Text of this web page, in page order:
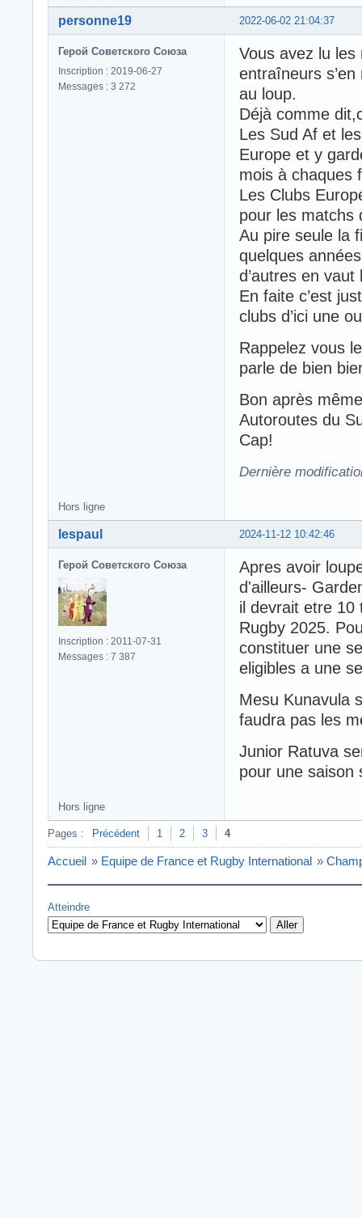
2022-06-02 21:04:37
personne19
Герой Советского Союза
Inscription : 2019-06-27
Messages : 3 272
Vous avez lu
entraîneurs
au loup.
Déjà comme
Les Sud Af et
Europe et y
mois à chaques
Les Clubs
pour les
Au pire seule la
quelques
d’autres en vaut
En faite c’est
clubs d’ici une
Rappelez vous
parle de bien
Bon après
Autoroutes du
Cap!
Dernière
Hors ligne
2024-11-12 10:42:46
lespaul
Герой Советского Союза
Inscription : 2011-07-31
Messages : 7 387
Apres avoir
d'ailleurs-
il devrait etre 10
Rugby 2025.
constituer une
eligibles a une
Mesu Kunavula
faudra pas les
Junior Ratuva
pour une saison
Hors ligne
Pages : Précédent 1 2 3 4
Accueil » Equipe de France et Rugby International »
Atteindre